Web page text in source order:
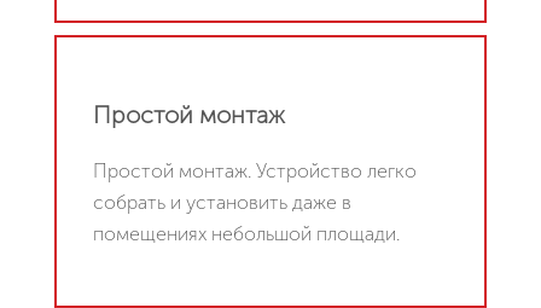
Простой монтаж
Простой монтаж. Устройство легко
собрать и установить даже в
помещениях небольшой площади.